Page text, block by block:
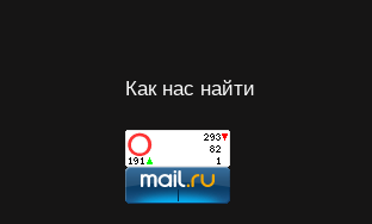
Как нас найти